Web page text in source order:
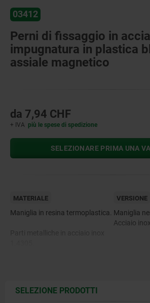
03412
Perni di fissaggio in
impugnatura in plastica
assiale magnetico
da 7,94 CHF
+ IVA più le spese di spedizione
SELEZIONARE PRIMA UNA
MATERIALE
Maniglia in resina termoplastica.
VERSIONE
Maniglia
Acciaio
SELEZIONE PRODOTTI